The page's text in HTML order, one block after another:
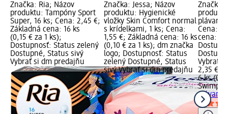
Značka: Ria; Názov
produktu: Tampóny Sport
Super, 16 ks; Cena: 2,45 €;
Základná cena: 16 ks
(0,15 € za 1 ks);
Dostupnosť: Status zelený
Dostupné, Status sivý
Vybrať si dm predajňu
Značka: Jessa; Názov
produktu: Hygienické
vložky Skin Comfort normal
s krídelkami, 1 ks; Cena:
1,55 €; Základná cena: 16 ks
(0,10 € za 1 ks); dm značka
logo; Dostupnosť: Status
zelený Dostupné, Status
sivý Vybrať si dm predajňu
Značka:
plávanie
Cena:
cena: 6
Vybrať
2,35 €
6 ks
Swimpon
plávanie